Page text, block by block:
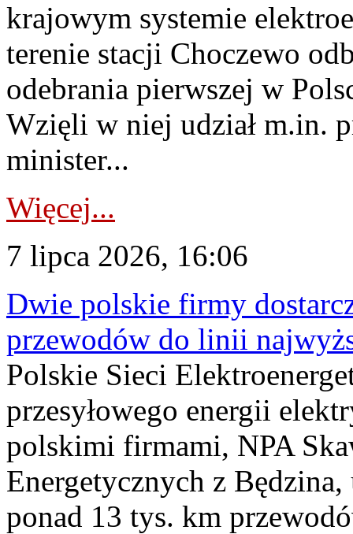
krajowym systemie
terenie stacji Choczewo
odebrania pierwszej w
Wzięli w niej udział m.in.
minister...
Więcej...
7 lipca 2026, 16:06
Dwie polskie firmy
przewodów do linii
Polskie Sieci
przesyłowego energii
polskimi firmami, NPA
Energetycznych z
ponad 13 tys. km